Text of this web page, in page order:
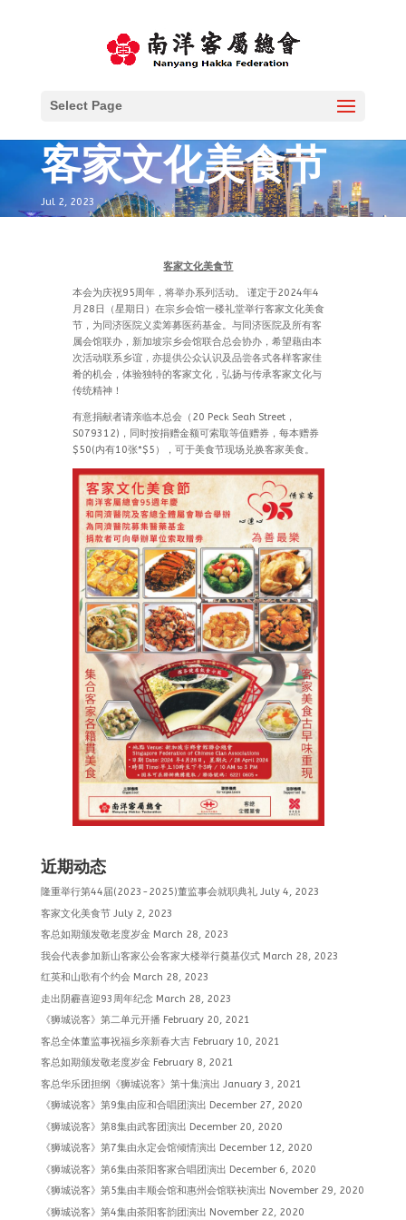
Select Page
客家文化美食节
Jul 2, 2023
客家文化美食节
本会为庆祝95周年，将举办系列活动。 谨定于2024年4
月28日（星期日）在宗乡会馆一楼礼堂举行客家文化美食
节，为同济医院义卖筹募医药基金。与同济医院及所有客
属会馆联办，新加坡宗乡会馆联合总会协办，希望藉由本
次活动联系乡谊，亦提供公众认识及品尝各式各样客家佳
肴的机会，体验独特的客家文化，弘扬与传承客家文化与
传统精神！
有意捐献者请亲临本总会（20 Peck Seah Street，
S079312)，同时按捐赠金额可索取等值赠券，每本赠券
$50(内有10张*$5），可于美食节现场兑换客家美食。
近期动态
隆重举行第44届(2023-2025)董监事会就职典礼 July 4, 2023
客家文化美食节 July 2, 2023
客总如期颁发敬老度岁金 March 28, 2023
我会代表参加新山客家公会客家大楼举行奠基仪式 March 28, 2023
红英和山歌有个约会 March 28, 2023
走出阴霾喜迎93周年纪念 March 28, 2023
《狮城说客》第二单元开播 February 20, 2021
客总全体董监事祝福乡亲新春大吉 February 10, 2021
客总如期颁发敬老度岁金 February 8, 2021
客总华乐团担纲《狮城说客》第十集演出 January 3, 2021
《狮城说客》第9集由应和合唱团演出 December 27, 2020
《狮城说客》第8集由武客团演出 December 20, 2020
《狮城说客》第7集由永定会馆倾情演出 December 12, 2020
《狮城说客》第6集由茶阳客家合唱团演出 December 6, 2020
《狮城说客》第5集由丰顺会馆和惠州会馆联袂演出 November 29, 2020
《狮城说客》第4集由茶阳客韵团演出 November 22, 2020